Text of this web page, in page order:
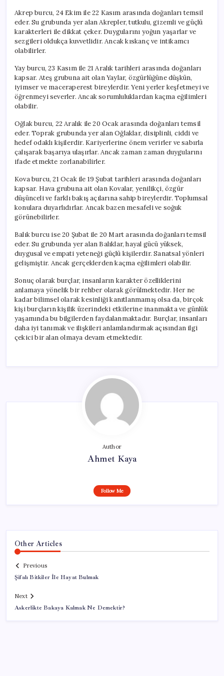
Akrep burcu, 24 Ekim ile 22 Kasım arasında doğanları temsil
eder. Su grubunda yer alan Akrepler, tutkulu, gizemli ve güçlü
karakterleri ile dikkat çeker. Duygularını yoğun yaşarlar ve
sezgileri oldukça kuvvetlidir. Ancak kıskanç ve intikamcı
olabilirler.
Yay burcu, 23 Kasım ile 21 Aralık tarihleri arasında doğanları
kapsar. Ateş grubuna ait olan Yaylar, özgürlüğüne düşkün,
iyimser ve maceraperest bireylerdir. Yeni yerler keşfetmeyi ve
öğrenmeyi severler. Ancak sorumluluklardan kaçma eğilimleri
olabilir.
Oğlak burcu, 22 Aralık ile 20 Ocak arasında doğanları temsil
eder. Toprak grubunda yer alan Oğlaklar, disiplinli, ciddi ve
hedef odaklı kişilerdir. Kariyerlerine önem verirler ve sabırla
çalışarak başarıya ulaşırlar. Ancak zaman zaman duygularını
ifade etmekte zorlanabilirler.
Kova burcu, 21 Ocak ile 19 Şubat tarihleri arasında doğanları
kapsar. Hava grubuna ait olan Kovalar, yenilikçi, özgür
düşünceli ve farklı bakış açılarına sahip bireylerdir. Toplumsal
konulara duyarlıdırlar. Ancak bazen mesafeli ve soğuk
görünebilirler.
Balık burcu ise 20 Şubat ile 20 Mart arasında doğanları temsil
eder. Su grubunda yer alan Balıklar, hayal gücü yüksek,
duygusal ve empati yeteneği güçlü kişilerdir. Sanatsal yönleri
gelişmiştir. Ancak gerçeklerden kaçma eğilimleri olabilir.
Sonuç olarak burçlar, insanların karakter özelliklerini
anlamaya yönelik bir rehber olarak görülmektedir. Her ne
kadar bilimsel olarak kesinliği kanıtlanmamış olsa da, birçok
kişi burçların kişilik üzerindeki etkilerine inanmakta ve günlük
yaşamında bu bilgilerden faydalanmaktadır. Burçlar, insanları
daha iyi tanımak ve ilişkileri anlamlandırmak açısından ilgi
çekici bir alan olmaya devam etmektedir.
Author
Ahmet Kaya
Follow Me
Other Articles
Previous
Şifalı Bitkiler İle Hayat Bulmak
Next
Askerlikte Bakaya Kalmak Ne Demektir?